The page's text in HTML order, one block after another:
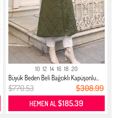
10 12 14 16 18 20
Büyük Beden Beli Bağcıklı Kapüşonlu...
$770.53 $308.99
HEMEN AL$185.39